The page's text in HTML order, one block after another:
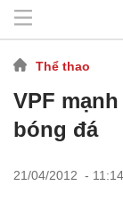
Thể thao
VPF
bóng đá
21/04/2012 - 11:14